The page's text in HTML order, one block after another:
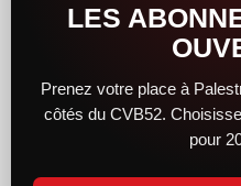
masculines de la Coupe de
connaît désormais son
LIRE LA SUITE »
LES
Prenez votre place à
côtés du CVB52.
pour